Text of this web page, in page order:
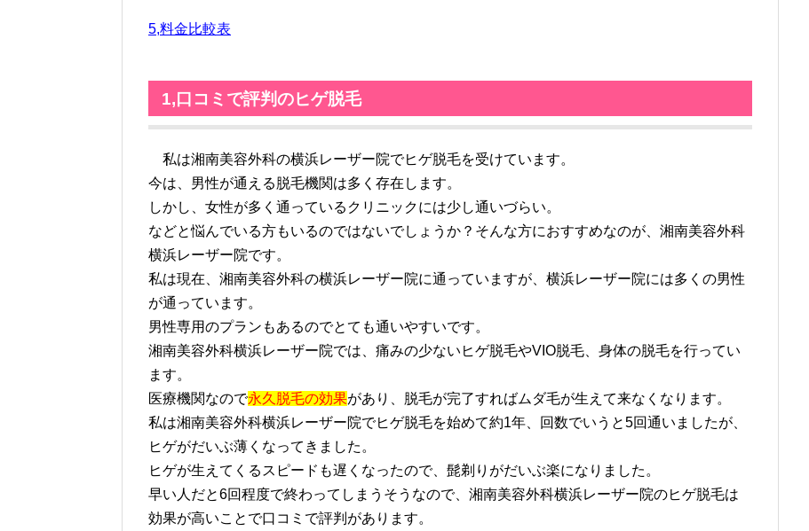
5,料金比較表
1,口コミで評判のヒゲ脱毛
私は湘南美容外科の横浜レーザー院でヒゲ脱毛を受けています。
今は、男性が通える脱毛機関は多く存在します。
しかし、女性が多く通っているクリニックには少し通いづらい。
などと悩んでいる方もいるのではないでしょうか？そんな方におすすめなのが、湘南美容外科
横浜レーザー院です。
私は現在、湘南美容外科の横浜レーザー院に通っていますが、横浜レーザー院には多くの男性
が通っています。
男性専用のプランもあるのでとても通いやすいです。
湘南美容外科横浜レーザー院では、痛みの少ないヒゲ脱毛やVIO脱毛、身体の脱毛を行ってい
ます。
医療機関なので永久脱毛の効果があり、脱毛が完了すればムダ毛が生えて来なくなります。
私は湘南美容外科横浜レーザー院でヒゲ脱毛を始めて約1年、回数でいうと5回通いましたが、
ヒゲがだいぶ薄くなってきました。
ヒゲが生えてくるスピードも遅くなったので、髭剃りがだいぶ楽になりました。
早い人だと6回程度で終わってしまうそうなので、湘南美容外科横浜レーザー院のヒゲ脱毛は
効果が高いことで口コミで評判があります。